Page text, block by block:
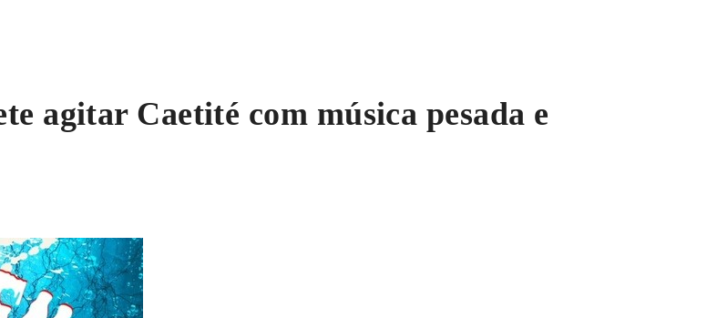
agitar Caetité com música pesada e